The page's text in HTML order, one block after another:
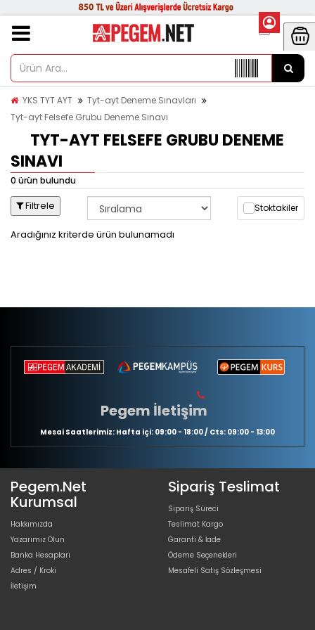
YKS TYT AYT
Tyt-ayt Deneme Sınavları
Tyt-ayt Felsefe Grubu Deneme Sınavı
TYT-AYT FELSEFE GRUBU DENEME
SINAVI
0 ürün bulundu
Filtrele Stoktakiler
Aradığınız kriterde ürün bulunamadı
Pegem İletişim
Mesai Saatlerimiz: Hafta içi: 09:00 - 18:00 / Cts: 09:00 - 13:00
Pegem.Net
Kurumsal
Hakkımızda
Yazarımız Olun
Banka Hesapları
Adres / Kroki
İletişim
Sipariş Teslimat
Sipariş Süreci
Teslimat Kargo
Garanti & İade
Ödeme Seçenekleri
Mesafeli Satış Sözleşmesi